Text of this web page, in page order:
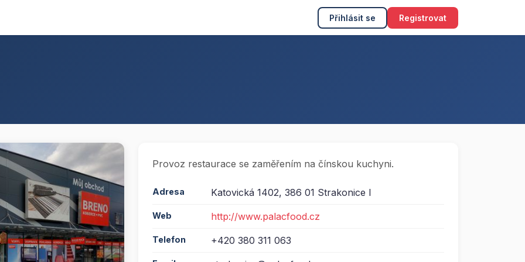
Přihlásit se Registrovat
Provoz restaurace se zaměřením na čínskou kuchyni.
Adresa Katovická 1402, 386 01 Strakonice I
Web http://www.palacfood.cz
Telefon +420 380 311 063